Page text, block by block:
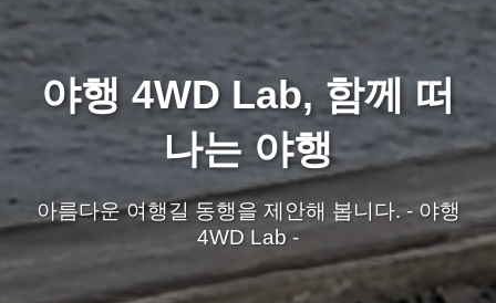
야행 4WD Lab, 함께 떠
나는 야행
아름다운 여행길 동행을 제안해 봅니다. - 야행
4WD Lab -